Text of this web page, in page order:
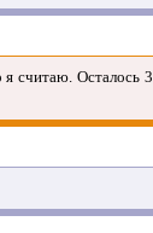
считаю. Осталось